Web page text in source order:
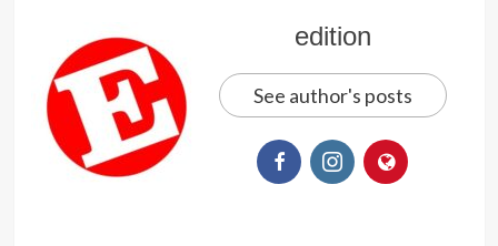
edition
See author's posts